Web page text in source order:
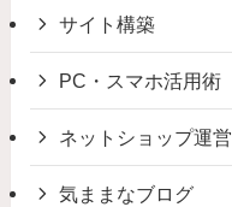
サイト構築
PC・スマホ活用術
ネットショップ運営
気ままなブログ